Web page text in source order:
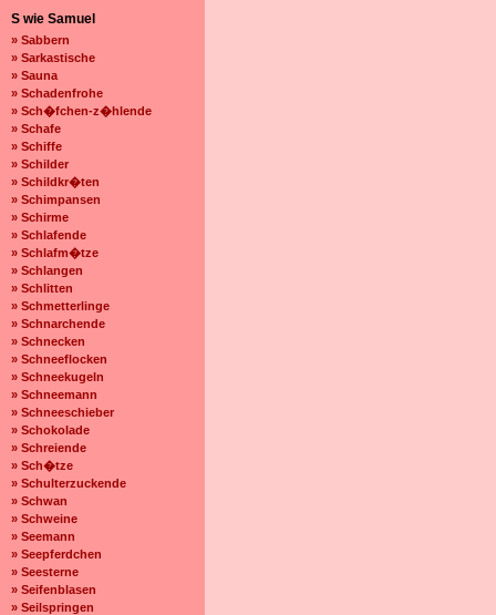
S wie Samuel
» Sabbern
» Sarkastische
» Sauna
» Schadenfrohe
» Sch�fchen-z�hlende
» Schafe
» Schiffe
» Schilder
» Schildkr�ten
» Schimpansen
» Schirme
» Schlafende
» Schlafm�tze
» Schlangen
» Schlitten
» Schmetterlinge
» Schnarchende
» Schnecken
» Schneeflocken
» Schneekugeln
» Schneemann
» Schneeschieber
» Schokolade
» Schreiende
» Sch�tze
» Schulterzuckende
» Schwan
» Schweine
» Seemann
» Seepferdchen
» Seesterne
» Seifenblasen
» Seilspringen